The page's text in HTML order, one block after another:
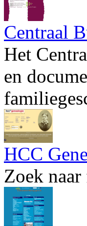
Centraal
Het
en
HCC
Zoek